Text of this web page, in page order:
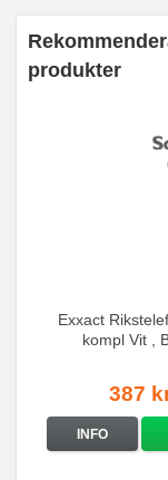
produkter
Exxact
kompl Vit ,
387
INFO